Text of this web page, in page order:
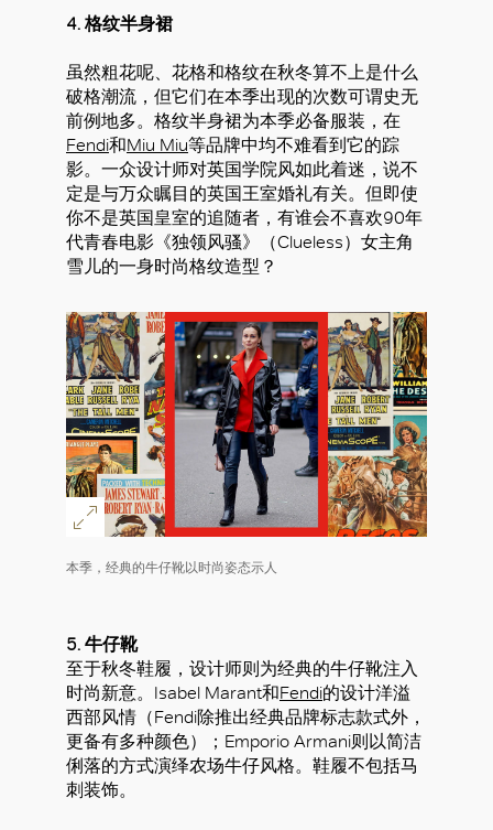
4. 格纹半身裙
虽然粗花呢、花格和格纹在秋冬算不上是什么
破格潮流，但它们在本季出现的次数可谓史无
前例地多。格纹半身裙为本季必备服装，在
Fendi和Miu Miu等品牌中均不难看到它的踪
影。一众设计师对英国学院风如此着迷，说不
定是与万众瞩目的英国王室婚礼有关。但即使
你不是英国皇室的追随者，有谁会不喜欢90年
代青春电影《独领风骚》（Clueless）女主角
雪儿的一身时尚格纹造型？
本季，经典的牛仔靴以时尚姿态示人
5. 牛仔靴
至于秋冬鞋履，设计师则为经典的牛仔靴注入
时尚新意。Isabel Marant和Fendi的设计洋溢
西部风情（Fendi除推出经典品牌标志款式外，
更备有多种颜色）；Emporio Armani则以简洁
俐落的方式演绎农场牛仔风格。鞋履不包括马
刺装饰。